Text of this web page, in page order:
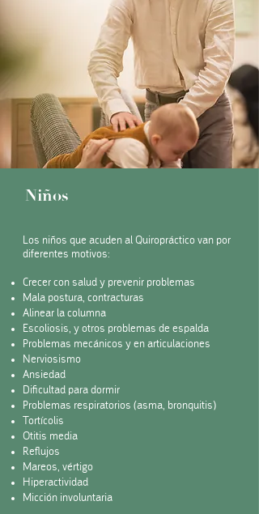
Niños
Los niños que acuden al Quiropráctico van por
diferentes motivos:
Crecer con salud y prevenir problemas
Mala postura, contracturas
Alinear la columna
Escoliosis, y otros problemas de espalda
Problemas mecánicos y en articulaciones
Nerviosismo
Ansiedad
Dificultad para dormir
Problemas respiratorios (asma, bronquitis)
Tortícolis
Otitis media
Reflujos
Mareos, vértigo
Hiperactividad
Micción involuntaria